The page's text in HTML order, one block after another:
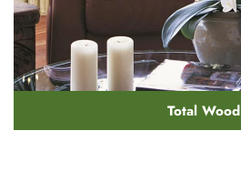
Total Wood